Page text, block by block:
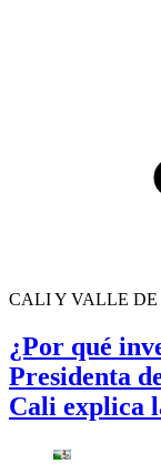
CALI Y VALLE DE
¿Por qué
Presidenta
Cali explica